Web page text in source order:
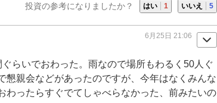
投資の参考になりましたか？ はい 1 いいえ 5
6月25日 21:06
らいでおわった。雨なので場所もわるく50人ぐ
懇親会などがあったのですが、今年はなくみんな
わったらすぐでてしゃべらなかった、前みたいの